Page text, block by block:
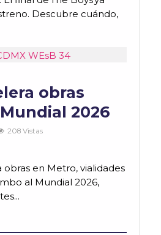
Descubre cuándo,
obras
2026
208 Vistas
obras en Metro, vialidades
al Mundial 2026,